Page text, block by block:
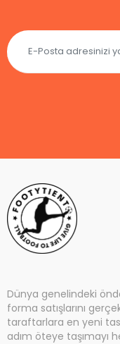
Dünya genelindeki
forma satışlarını
taraftarlara en yeni
adım öteye taşımayı